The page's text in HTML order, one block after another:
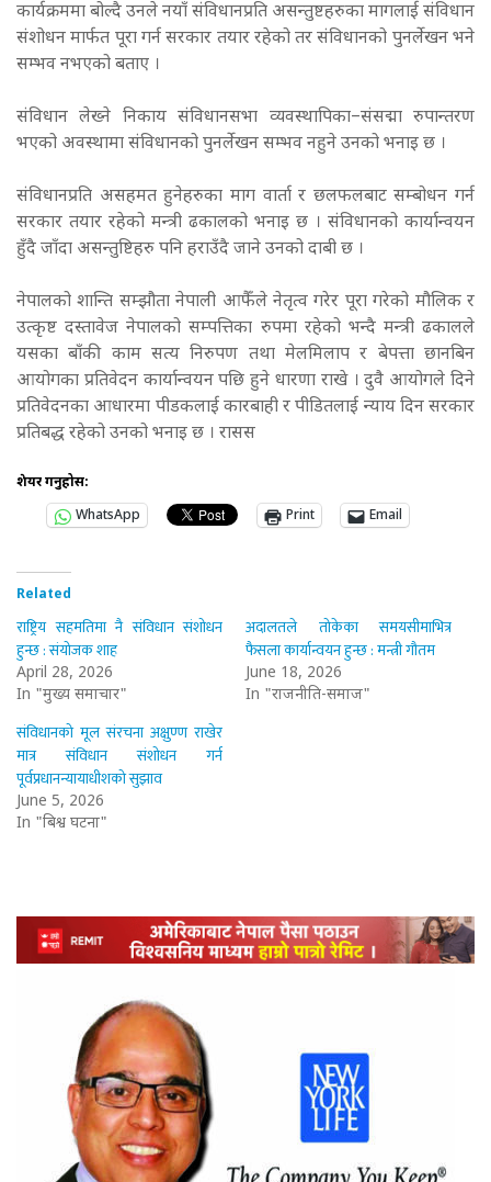
कार्यक्रममा बोल्दै उनले नयाँ संविधानप्रति असन्तुष्टहरुका मागलाई संविधान
संशोधन मार्फत पूरा गर्न सरकार तयार रहेको तर संविधानको पुनर्लेखन भने
सम्भव नभएको बताए ।
संविधान लेख्ने निकाय संविधानसभा व्यवस्थापिका–संसद्मा रुपान्तरण
भएको अवस्थामा संविधानको पुनर्लेखन सम्भव नहुने उनको भनाइ छ ।
संविधानप्रति असहमत हुनेहरुका माग वार्ता र छलफलबाट सम्बोधन गर्न
सरकार तयार रहेको मन्त्री ढकालको भनाइ छ । संविधानको कार्यान्वयन
हुँदै जाँदा असन्तुष्टिहरु पनि हराउँदै जाने उनको दाबी छ ।
नेपालको शान्ति सम्झौता नेपाली आफैँले नेतृत्व गरेर पूरा गरेको मौलिक र
उत्कृष्ट दस्तावेज नेपालको सम्पत्तिका रुपमा रहेको भन्दै मन्त्री ढकालले
यसका बाँकी काम सत्य निरुपण तथा मेलमिलाप र बेपत्ता छानबिन
आयोगका प्रतिवेदन कार्यान्वयन पछि हुने धारणा राखे । दुवै आयोगले दिने
प्रतिवेदनका आधारमा पीडकलाई कारबाही र पीडितलाई न्याय दिन सरकार
प्रतिबद्ध रहेको उनको भनाइ छ । रासस
शेयर गर्नुहोस:
WhatsApp
Print Email
Related
राष्ट्रिय सहमतिमा नै संविधान संशोधन
हुन्छ : संयोजक शाह
April 28, 2026
In "मुख्य समाचार"
अदालतले तोकेका समयसीमाभित्र
फैसला कार्यान्वयन हुन्छ : मन्त्री गौतम
June 18, 2026
In "राजनीति-समाज"
संविधानको मूल संरचना अक्षुण्ण राखेर
मात्र संविधान संशोधन गर्न
पूर्वप्रधानन्यायाधीशको सुझाव
June 5, 2026
In "बिश्व घटना"